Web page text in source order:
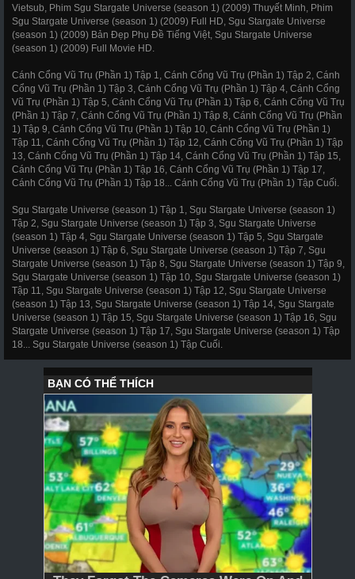
Vietsub, Phim Sgu Stargate Universe (season 1) (2009) Thuyết Minh, Phim
Sgu Stargate Universe (season 1) (2009) Full HD, Sgu Stargate Universe
(season 1) (2009) Bản Đẹp Phụ Đề Tiếng Việt, Sgu Stargate Universe
(season 1) (2009) Full Movie HD.
Cánh Cổng Vũ Trụ (Phần 1) Tập 1, Cánh Cổng Vũ Trụ (Phần 1) Tập 2, Cánh
Cổng Vũ Trụ (Phần 1) Tập 3, Cánh Cổng Vũ Trụ (Phần 1) Tập 4, Cánh Cổng
Vũ Trụ (Phần 1) Tập 5, Cánh Cổng Vũ Trụ (Phần 1) Tập 6, Cánh Cổng Vũ Trụ
(Phần 1) Tập 7, Cánh Cổng Vũ Trụ (Phần 1) Tập 8, Cánh Cổng Vũ Trụ (Phần
1) Tập 9, Cánh Cổng Vũ Trụ (Phần 1) Tập 10, Cánh Cổng Vũ Trụ (Phần 1)
Tập 11, Cánh Cổng Vũ Trụ (Phần 1) Tập 12, Cánh Cổng Vũ Trụ (Phần 1) Tập
13, Cánh Cổng Vũ Trụ (Phần 1) Tập 14, Cánh Cổng Vũ Trụ (Phần 1) Tập 15,
Cánh Cổng Vũ Trụ (Phần 1) Tập 16, Cánh Cổng Vũ Trụ (Phần 1) Tập 17,
Cánh Cổng Vũ Trụ (Phần 1) Tập 18... Cánh Cổng Vũ Trụ (Phần 1) Tập Cuối.
Sgu Stargate Universe (season 1) Tập 1, Sgu Stargate Universe (season 1)
Tập 2, Sgu Stargate Universe (season 1) Tập 3, Sgu Stargate Universe
(season 1) Tập 4, Sgu Stargate Universe (season 1) Tập 5, Sgu Stargate
Universe (season 1) Tập 6, Sgu Stargate Universe (season 1) Tập 7, Sgu
Stargate Universe (season 1) Tập 8, Sgu Stargate Universe (season 1) Tập 9,
Sgu Stargate Universe (season 1) Tập 10, Sgu Stargate Universe (season 1)
Tập 11, Sgu Stargate Universe (season 1) Tập 12, Sgu Stargate Universe
(season 1) Tập 13, Sgu Stargate Universe (season 1) Tập 14, Sgu Stargate
Universe (season 1) Tập 15, Sgu Stargate Universe (season 1) Tập 16, Sgu
Stargate Universe (season 1) Tập 17, Sgu Stargate Universe (season 1) Tập
18... Sgu Stargate Universe (season 1) Tập Cuối.